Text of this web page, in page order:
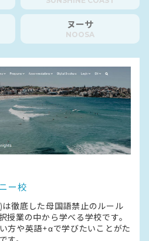
ヌーサ
NOOSA
ー校
徹底した母国語禁止のルール
授業の中から学べる学校です。
方や英語+αで学びたいことがた